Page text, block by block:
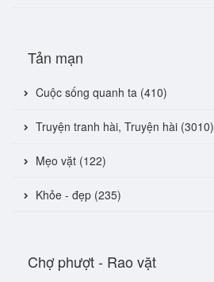
Tản mạn
Cuộc sống quanh ta (410)
Truyện tranh hài, Truyện hài (3010)
Mẹo vặt (122)
Khỏe - đẹp (235)
Chợ phượt - Rao vặt